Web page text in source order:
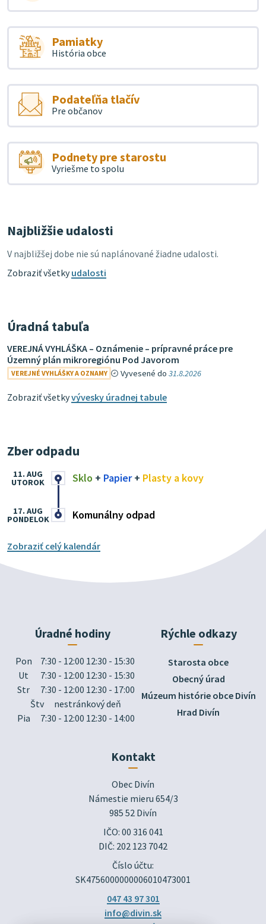
Pamiatky
História obce
Podateľňa tlačív
Pre občanov
Podnety pre starostu
Vyriešme to spolu
Najbližšie udalosti
V najbližšej dobe nie sú naplánované žiadne udalosti.
Zobraziť všetkyudalosti
Úradná tabuľa
VEREJNÁ VYHLÁŠKA – Oznámenie – prípravné práce pre
Územný plán mikroregiónu Pod Javorom
VEREJNÉ VYHLÁŠKY A OZNAMY Vyvesené do31.8.2026
Zobraziť všetkyvývesky úradnej tabule
Zber odpadu
Sklo + Papier+ Plasty a kovy
11. AUG
UTOROK
Komunálny odpad
17. AUG
PONDELOK
Zobraziť celý kalendár
Úradné hodiny
Pon
7:30 - 12:00 12:30 - 15:30
Ut
7:30 - 12:00 12:30 - 15:30
Str
7:30 - 12:00 12:30 - 17:00
Štv
nestránkový deň
Pia
7:30 - 12:00 12:30 - 14:00
Rýchle odkazy
Starosta obce
Obecný úrad
Múzeum histórie obce Divín
Hrad Divín
Kontakt
Obec Divín
Námestie mieru 654/3
985 52 Divín
IČO: 00 316 041
DIČ: 202 123 7042
Číslo účtu:
SK4756000000006010473001
047 43 97 301
info@divin.sk